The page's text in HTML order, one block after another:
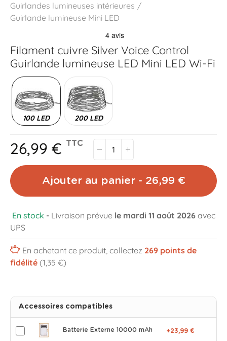
Guirlandes lumineuses intérieures
Guirlande lumineuse Mini LED
Filament cuivre Silver Voice Control
Guirlande lumineuse LED Mini LED Wi-Fi
100 LED 200 LED
26,99 € TTC
Ajouter au panier - 26,99 €
En stock - Livraison prévue le mardi 11 août 2026 avec
UPS
En achetant ce produit, collectez 269points de
fidélité (1,35 €)
Accessoires compatibles
Batterie Externe 10000 mAh +23,99 €